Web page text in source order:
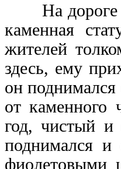
На дороге
каменная
жителей
здесь, ему
он
от каменного
год, чистый и
поднимался
фиолетовыми